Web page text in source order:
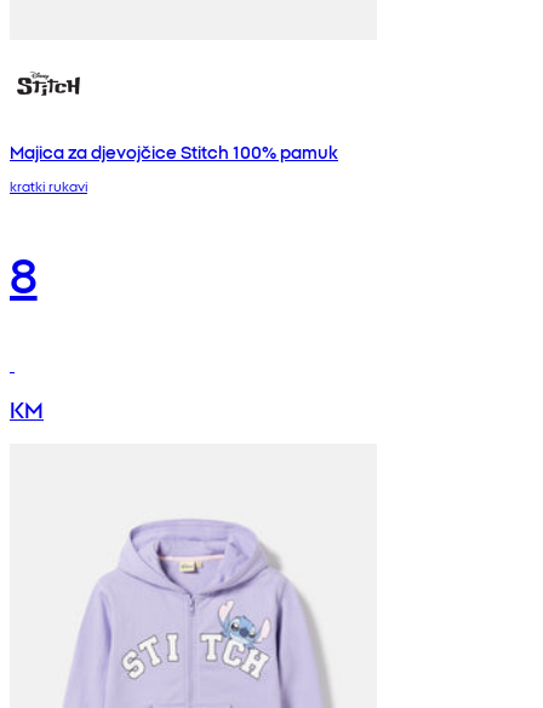
Majica za djevojčice Stitch 100% pamuk
kratki rukavi
8
KM